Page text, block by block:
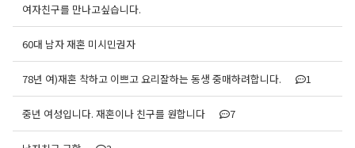
여자친구를 만나고싶습니다.
60대 남자 재혼 미시민권자
78년 여)재혼 착하고 이쁘고 요리잘하는 동생 중매하려합니다. 1
중년 여성입니다. 재혼이나 친구를 원합니다 7